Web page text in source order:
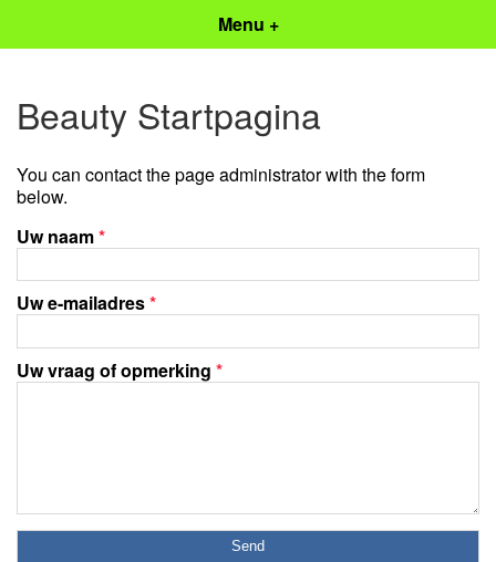
Menu +
Beauty Startpagina
You can contact the page administrator with the form
below.
Uw naam*
Uw e-mailadres*
Uw vraag of opmerking *